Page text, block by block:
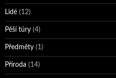
Lidé (12)
Pěší túry (4)
Předměty (1)
Příroda (14)